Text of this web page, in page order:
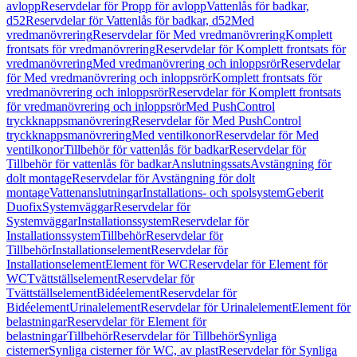
avloppReservdelar för Propp för avloppVattenlås för badkar,
d52Reservdelar för Vattenlås för badkar, d52Med
vredmanövreringReservdelar för Med vredmanövreringKomplett
frontsats för vredmanövreringReservdelar för Komplett frontsats för
vredmanövreringMed vredmanövrering och inloppsrörReservdelar
för Med vredmanövrering och inloppsrörKomplett frontsats för
vredmanövrering och inloppsrörReservdelar för Komplett frontsats
för vredmanövrering och inloppsrörMed PushControl
tryckknappsmanövreringReservdelar för Med PushControl
tryckknappsmanövreringMed ventilkonorReservdelar för Med
ventilkonorTillbehör för vattenlås för badkarReservdelar för
Tillbehör för vattenlås för badkarAnslutningssatsAvstängning för
dolt montageReservdelar för Avstängning för dolt
montageVattenanslutningarInstallations- och spolsystemGeberit
DuofixSystemväggarReservdelar för
SystemväggarInstallationssystemReservdelar för
InstallationssystemTillbehörReservdelar för
TillbehörInstallationselementReservdelar för
InstallationselementElement för WCReservdelar för Element för
WCTvättställselementReservdelar för
TvättställselementBidéelementReservdelar för
BidéelementUrinalelementReservdelar för UrinalelementElement för
belastningarReservdelar för Element för
belastningarTillbehörReservdelar för TillbehörSynliga
cisternerSynliga cisterner för WC, av plastReservdelar för Synliga